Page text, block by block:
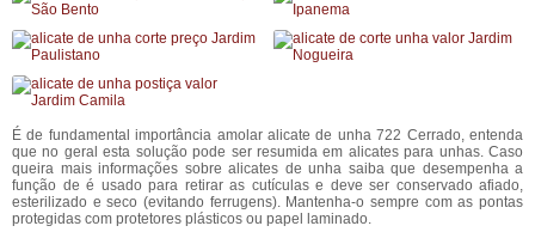
É de fundamental importância amolar alicate de unha 722 Cerrado, entenda
que no geral esta solução pode ser resumida em alicates para unhas. Caso
queira mais informações sobre alicates de unha saiba que desempenha a
função de é usado para retirar as cutículas e deve ser conservado afiado,
esterilizado e seco (evitando ferrugens). Mantenha-o sempre com as pontas
protegidas com protetores plásticos ou papel laminado.